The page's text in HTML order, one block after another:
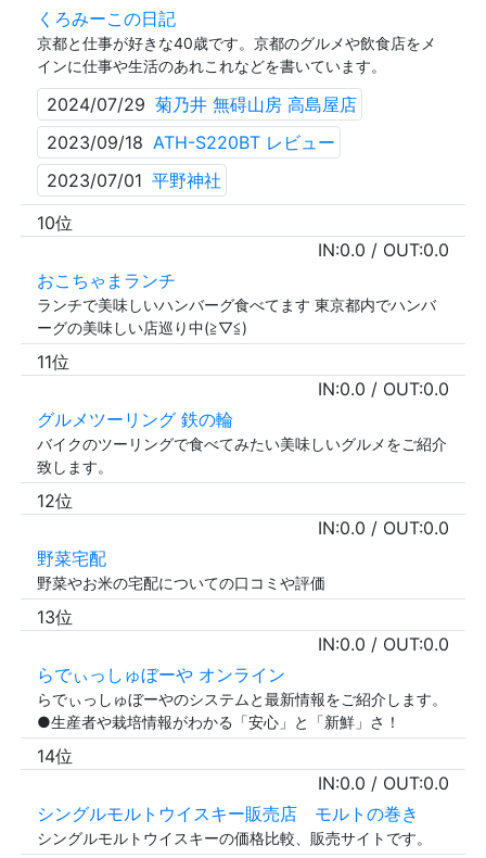
くろみーこの日記
京都と仕事が好きな40歳です。京都のグルメや飲食店をメ
インに仕事や生活のあれこれなどを書いています。
2024/07/29 菊乃井 無碍山房 高島屋店
2023/09/18 ATH-S220BT レビュー
2023/07/01 平野神社
10位
IN:0.0 / OUT:0.0
おこちゃまランチ
ランチで美味しいハンバーグ食べてます 東京都内でハンバ
ーグの美味しい店巡り中(≧▽≦)
11位
IN:0.0 / OUT:0.0
グルメツーリング 鉄の輪
バイクのツーリングで食べてみたい美味しいグルメをご紹介
致します。
12位
IN:0.0 / OUT:0.0
野菜宅配
野菜やお米の宅配についての口コミや評価
13位
IN:0.0 / OUT:0.0
らでぃっしゅぼーや オンライン
らでぃっしゅぼーやのシステムと最新情報をご紹介します。
●生産者や栽培情報がわかる「安心」と「新鮮」さ！
14位
IN:0.0 / OUT:0.0
シングルモルトウイスキー販売店 モルトの巻き
シングルモルトウイスキーの価格比較、販売サイトです。